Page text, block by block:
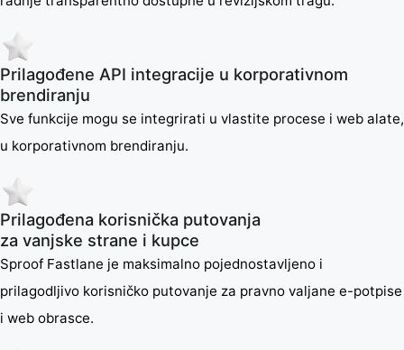
Prilagođene API integracije u korporativnom
brendiranju
Sve funkcije mogu se integrirati u vlastite procese i web alate,
u korporativnom brendiranju.
Prilagođena korisnička putovanja
za vanjske strane i kupce
Sproof Fastlane je maksimalno pojednostavljeno i
prilagodljivo korisničko putovanje za pravno valjane e-potpise
i web obrasce.